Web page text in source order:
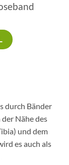
durch Bänder
Nähe des
und dem
es auch als